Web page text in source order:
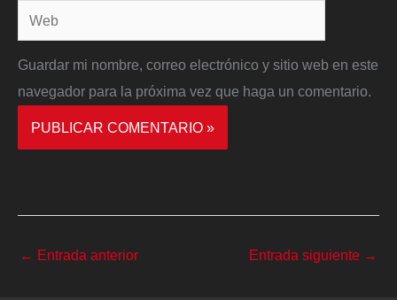
Web
Guardar mi nombre, correo electrónico y sitio web en este
navegador para la próxima vez que haga un comentario.
← Entrada anterior Entrada siguiente →